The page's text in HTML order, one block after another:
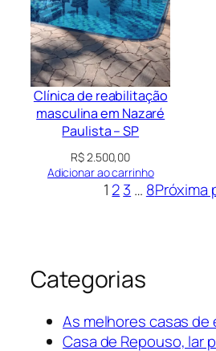
Clínica de reabilitação
masculina em Nazaré
Paulista – SP
R$2.500,00
Adicionar ao carrinho
1 23 … 8Próxima
Categorias
As melhores casas de
Casa de Repouso, lar